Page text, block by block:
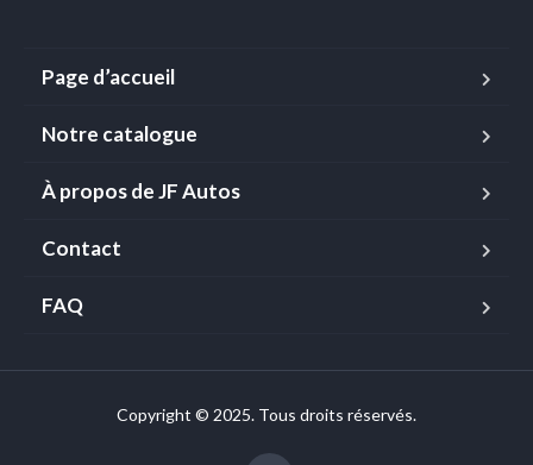
Page d’accueil
Notre catalogue
À propos de JF Autos
Contact
FAQ
Copyright © 2025. Tous droits réservés.